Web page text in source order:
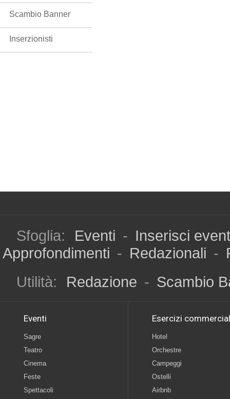
Scambio Banner
Inserzionisti
Sfoglia: Eventi - Inserisci
Approfondimenti - Redazionali -
Utilità:
Redazione - Scambio
Eventi
Sagre
Teatro
Cinema
Feste
Spettacoli
Esercizi
Hotel
Orchestre
Campeggi
Ostelli
Airbnb